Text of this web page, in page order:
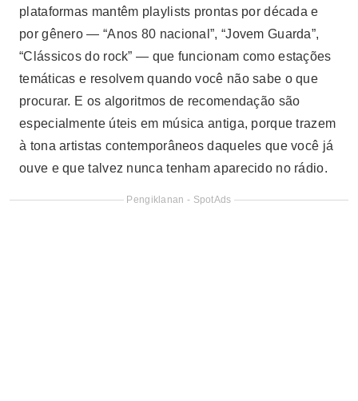
plataformas mantêm playlists prontas por década e
por gênero — “Anos 80 nacional”, “Jovem Guarda”,
“Clássicos do rock” — que funcionam como estações
temáticas e resolvem quando você não sabe o que
procurar. E os algoritmos de recomendação são
especialmente úteis em música antiga, porque trazem
à tona artistas contemporâneos daqueles que você já
ouve e que talvez nunca tenham aparecido no rádio.
Pengiklanan - SpotAds